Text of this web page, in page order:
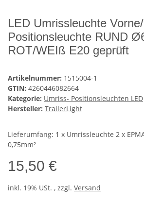
LED Umrissleuchte
Positionsleuchte RUND
ROT/WEIß E20 geprüft
Artikelnummer: 1515004-1
GTIN: 4260446082664
Kategorie: Umriss- Positionsleuchten LED
Hersteller: TrailerLight
Lieferumfang: 1 x Umrissleuchte 2 x
0,75mm²
15,50 €
inkl. 19% USt. , zzgl. Versand